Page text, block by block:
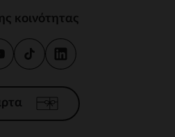
κοινότητας